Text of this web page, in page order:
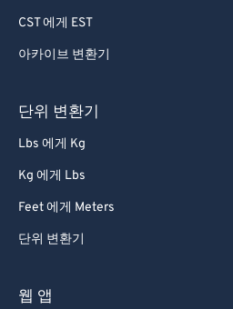
CST 에게 EST
아카이브 변환기
단위 변환기
Lbs 에게 Kg
Kg 에게 Lbs
Feet 에게 Meters
단위 변환기
웹 앱